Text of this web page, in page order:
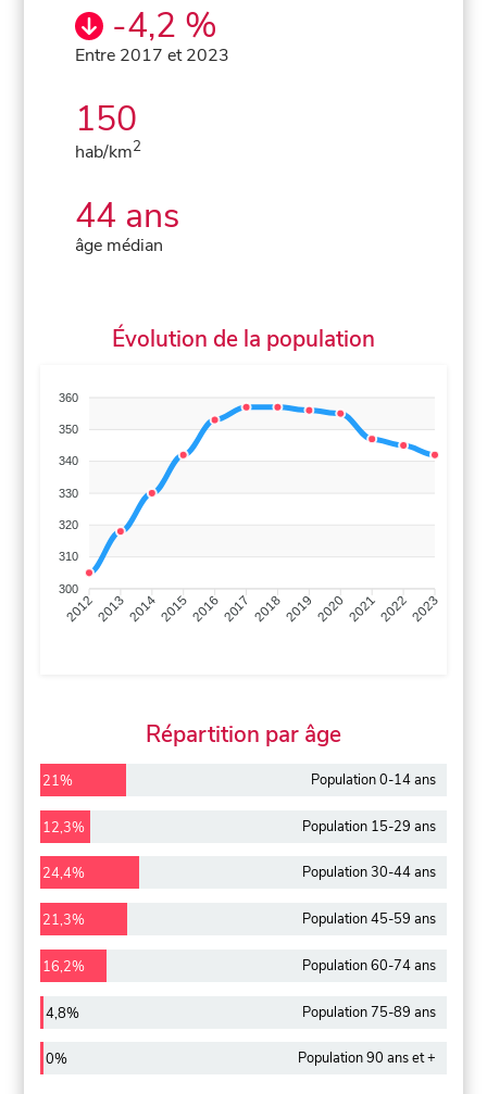
-4,2 %
Entre 2017 et 2023
150
hab/km2
44 ans
âge médian
Évolution de la population
360
350
340
330
320
310
300
201220132014201520162017 20182019 2020202120222023
Répartition par âge
21% Population 0-14 ans
12,3% Population 15-29 ans
24,4% Population 30-44 ans
21,3% Population 45-59 ans
16,2% Population 60-74 ans
4,8% Population 75-89 ans
0% Population 90 ans et +